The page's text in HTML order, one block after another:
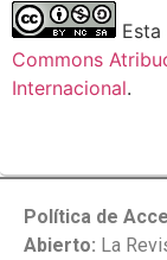
Commons
Internacional.
Política de
Abierto: La